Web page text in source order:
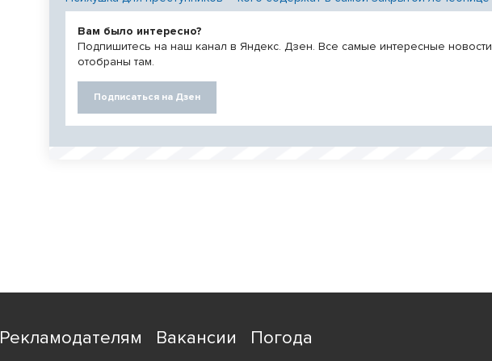
Вам было интересно?
Подпишитесь на наш канал в Яндекс. Дзен. Все самые интересные новости
отобраны там.
Подписаться на Дзен
Рекламодателям Вакансии Погода